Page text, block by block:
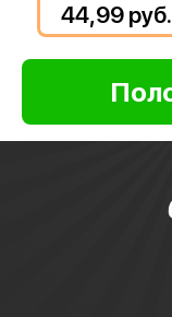
44,99 руб.